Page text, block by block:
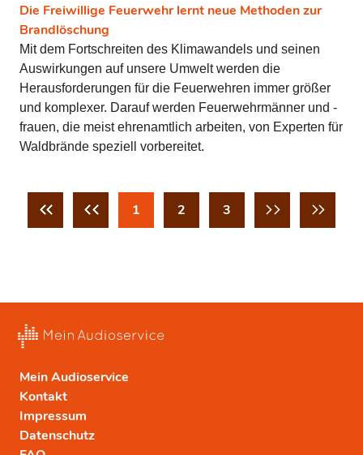
Die Freiwillige Feuerwehr lernt neue Methoden zur
Brandlöschung
Mit dem Fortschreiten des Klimawandels und seinen
Auswirkungen auf unsere Umwelt werden die
Herausforderungen für die Feuerwehren immer größer
und komplexer. Darauf werden Feuerwehrmänner und -
frauen, die meist ehrenamtlich arbeiten, von Experten für
Waldbrände speziell vorbereitet.
1 2 3
Mein Audioservice
Kontakt
Impressum
Datenschutz